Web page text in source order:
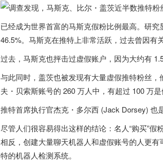
已经成为世界首富的马斯克假粉比例最高。研
46.5%。马斯克在推特上非常活跃，过去曾因有
过去，马斯克也抨击过虚假账户，因为大约有
与此同时，盖茨也被发现有大量虚假推特粉丝
夫・贝索斯账号的 260 万人中，有超过 100 万是
推特首席执行官杰克・多尔西 (Jack Dorsey) 也
尽管人们很容易得出这样的结论：名人“购买”假
相反，创建大量聊天机器人和虚假账号的人更
特的机器人检测系统。